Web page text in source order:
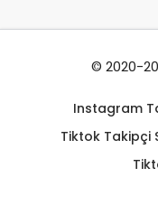
© 2020-
Instagram
Tiktok Takipçi